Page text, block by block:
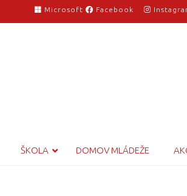
Microsoft Facebook
ŠKOLA DOMOV MLÁDEŽE